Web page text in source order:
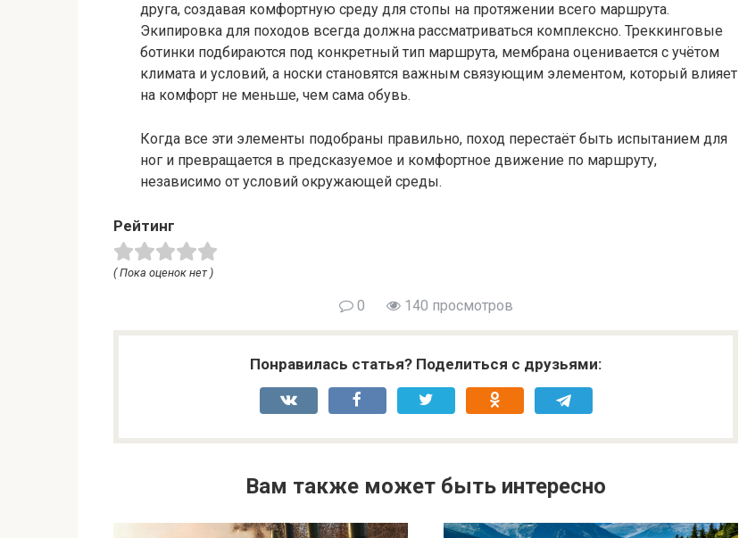
друга, создавая комфортную среду для стопы на протяжении всего маршрута.
Экипировка для походов всегда должна рассматриваться комплексно. Треккинговые
ботинки подбираются под конкретный тип маршрута, мембрана оценивается с учётом
климата и условий, а носки становятся важным связующим элементом, который влияет
на комфорт не меньше, чем сама обувь.
Когда все эти элементы подобраны правильно, поход перестаёт быть испытанием для
ног и превращается в предсказуемое и комфортное движение по маршруту,
независимо от условий окружающей среды.
Рейтинг
( Пока оценок нет )
0 140 просмотров
Понравилась статья? Поделиться с друзьями:
Вам также может быть интересно